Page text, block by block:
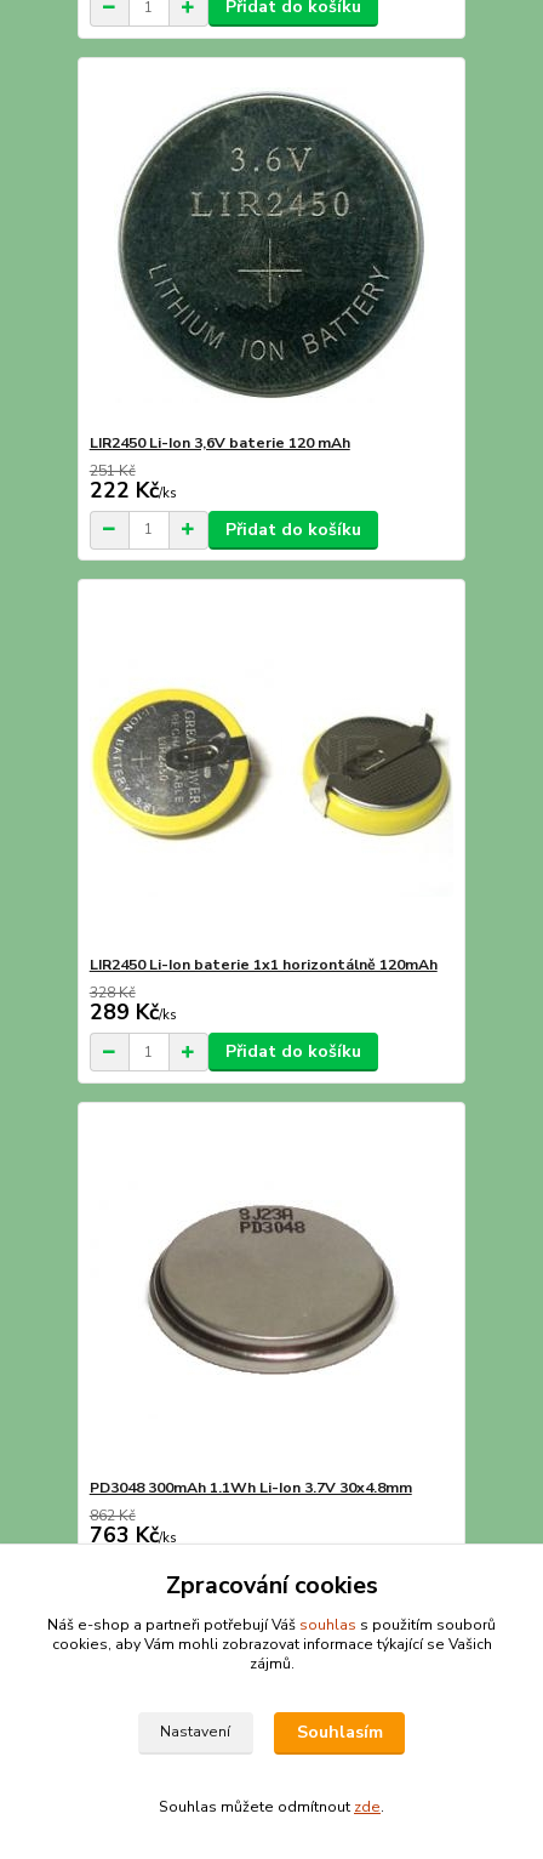
Přidat do košíku
LIR2450 Li-Ion 3,6V baterie 120 mAh
251 Kč
222 Kč/ks
Přidat do košíku
LIR2450 Li-Ion baterie 1x1 horizontálně 120mAh
328 Kč
289 Kč/ks
Přidat do košíku
PD3048 300mAh 1.1Wh Li-Ion 3.7V 30x4.8mm
862 Kč
763 Kč/ks
Detail
strana z 1
Zpracování cookies
Náš e-shop a partneři potřebují Váš souhlas s použitím souborů
cookies, aby Vám mohli zobrazovat informace týkající se Vašich
zájmů.
Nastavení Souhlasím
Souhlas můžete odmítnout zde.